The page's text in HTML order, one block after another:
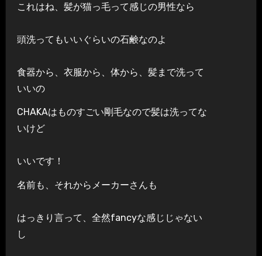
これはね、髪が猫っ毛って感じの男性なら
頭洗ってもいいぐらいの石鹸なのよ
食器から、衣服から、体から、髪まで洗って
いいの
CHAKAはものすごい剛毛なので髪は洗ってな
いけど
いいです！
名前も、それからメーカーさんも
はっきり言って、全然fancyな感じじゃない
し